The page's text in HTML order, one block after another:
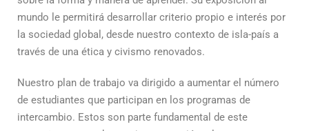
mundo le permitirá desarrollar criterio propio e interés por
la sociedad global, desde nuestro contexto de isla-país a
través de una ética y civismo renovados.
Nuestro plan de trabajo va dirigido a aumentar el número
de estudiantes que participan en los programas de
intercambio. Estos son parte fundamental de este